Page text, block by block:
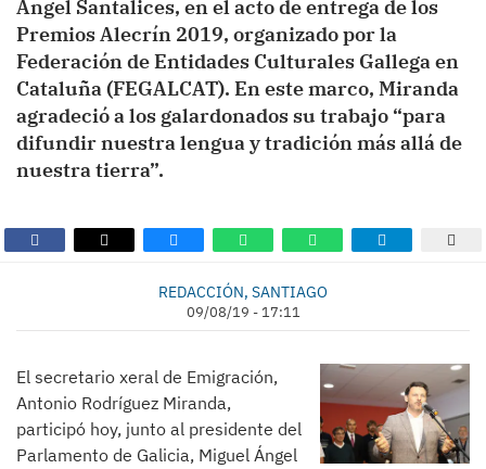
Ángel Santalices, en el acto de entrega de los
Premios Alecrín 2019, organizado por la
Federación de Entidades Culturales Gallega en
Cataluña (FEGALCAT). En este marco, Miranda
agradeció a los galardonados su trabajo “para
difundir nuestra lengua y tradición más allá de
nuestra tierra”.
REDACCIÓN, SANTIAGO
09/08/19 - 17:11
El secretario xeral de Emigración,
Antonio Rodríguez Miranda,
participó hoy, junto al presidente del
Parlamento de Galicia, Miguel Ángel